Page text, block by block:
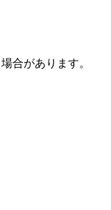
合があります。